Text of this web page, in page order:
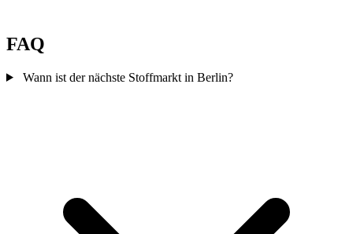
FAQ
Wann ist der nächste Stoffmarkt in Berlin?